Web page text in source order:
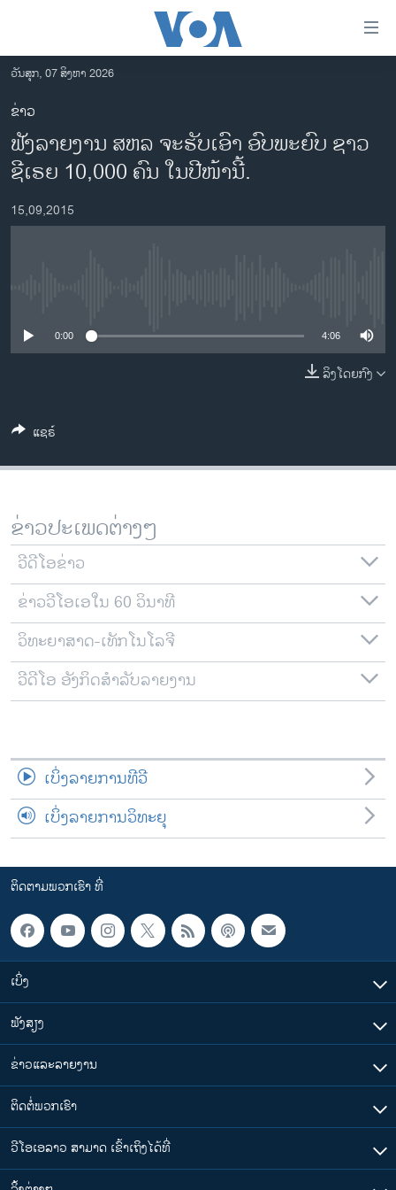
ເຂົ້າ
ຫາ
ຂ້າມ
ຂ້າມ
ຂ້າມ
ໄປ
ຫາ
ຊອກ
ອາເມຣິກາ
ການເລືອກຕັ້ງ ປະທານາທີບໍດີ ສະຫະລັດ 2024
ຂ່າວ​ຈີນ
ຊີວິດຊາວລາວ
ທຸລະກິດ
ພາສາອັງກິດ
ສຽງ
ລາຍການກະຈາຍສຽງ
ລາຍງານ
ຕິດຕາມພວກເຮົາ ທີ່
ພາສາຕ່າງໆ
ວັນສຸກ, 07 ສິງຫາ 2026
ຂ່າວ
ຟັງລາຍງານ ສຫລ ຈະຮັບເອົາ ອົບພະຍົບ ຊາວ
ຊີເຣຍ 10,000 ຄົນ ໃນປີໜ້ານີ້.
15,09,2015
0:00 4:06
ລິງໂດຍກົງ
ແຊຣ໌
ຂ່າວປະເພດຕ່າງໆ
ວີດີໂອຂ່າວ
ຂ່າວວີໂອເອໃນ 60 ວິນາທີ
ວິທະຍາສາດ-ເທັກໂນໂລຈີ
ວີດີໂອ ອັງກິດສຳລັບລາຍງານ
ເບິ່ງລາຍການທີວີ
ເບິ່ງລາຍການວິທະຍຸ
ຕິດຕາມພວກເຮົາ ທີ່
ເບິ່ງ
ຟັງສຽງ
ຂ່າວແລະລາຍງານ
ຕິດຕໍ່ພວກເຮົາ
ວີໂອເອລາວ ສາມາດ ເຂົ້າເຖິງໄດ້ທີ່